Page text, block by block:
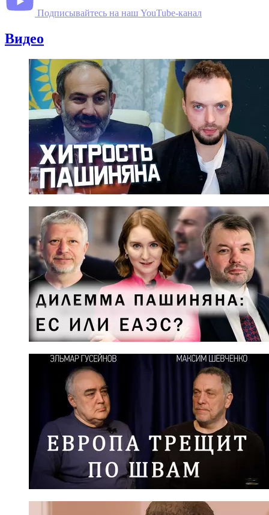
Подписывайтесь на наш YouTube-канал
Видео